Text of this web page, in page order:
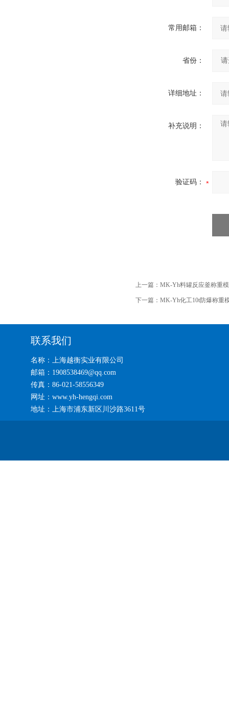
常用邮箱：
省份：
详细地址：
补充说明：
验证码：
上一篇： MK-Yh料罐反应釜称重
下一篇： MK-Yh化工10t防爆称重
联系我们
名称：上海越衡实业有限公司
邮箱：1908538469@qq.com
传真：86-021-58556349
网址：www.yh-hengqi.com
地址：上海市浦东新区川沙路3611号